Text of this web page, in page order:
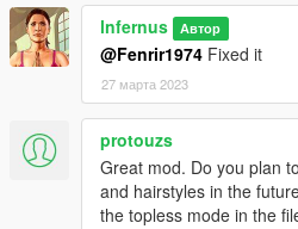
lnfernus Автор
@Fenrir1974 Fixed it
27 марта 2023
protouzs
Great mod. Do you plan
and hairstyles in the
the topless mode in the